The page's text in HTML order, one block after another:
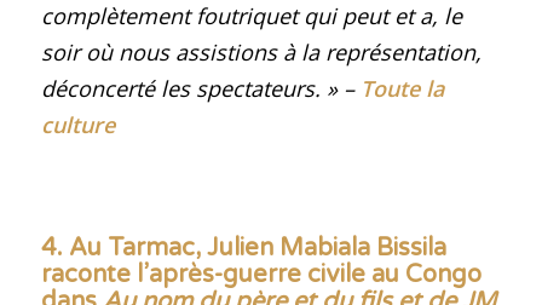
complètement foutriquet qui peut et a, le
soir où nous assistions à la représentation,
déconcerté les spectateurs. » – Toute la
culture
4. Au Tarmac, Julien Mabiala Bissila
raconte l’après-guerre civile au Congo